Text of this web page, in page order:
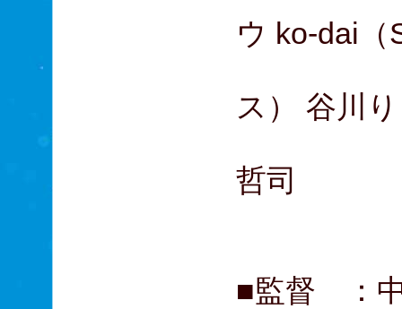
ウ ko-dai（
ス） 谷川
哲司
■監督 ：